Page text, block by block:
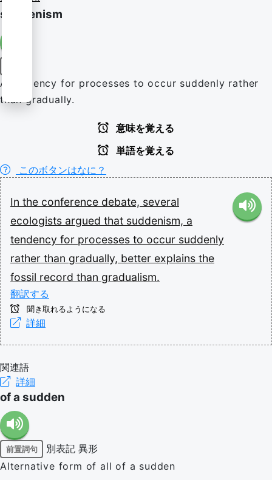
suddenism
A tendency for processes to occur suddenly rather
than gradually.
意味を覚える
単語を覚える
このボタンはなに？
In the conference debate, several
ecologists argued that suddenism, a
tendency for processes to occur suddenly
rather than gradually, better explains the
fossil record than gradualism.
翻訳する
聞き取れるようになる
詳細
関連語
詳細
of a sudden
前置詞句 別表記 異形
Alternative form of all of a sudden